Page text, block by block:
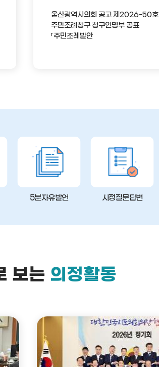
울산광역시의회 공고 제2026-50호
주민조례청구 청구인명부 공표
「주민조례발안
5분자유발언 시정질문답변
보는 의정활동